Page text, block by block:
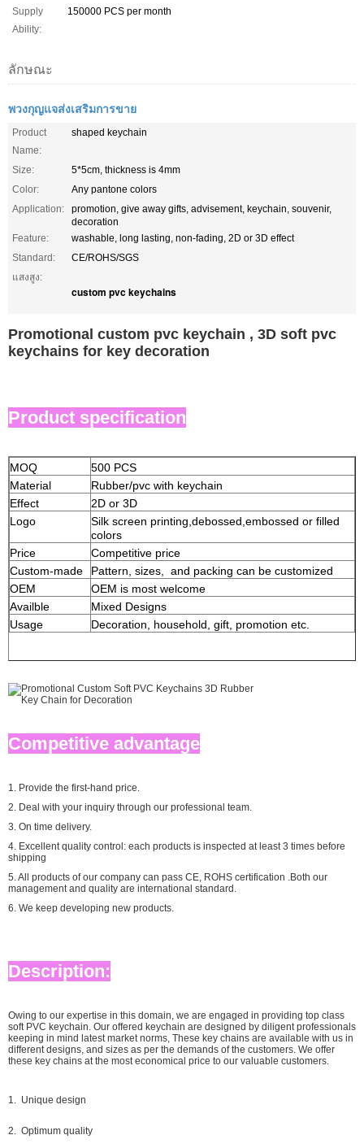
Supply
Ability:
150000 PCS per month
ลักษณะ
พวงกุญแจส่งเสริมการขาย
Product
Name:
shaped keychain
Size:
5*5cm, thickness is 4mm
Color:
Any pantone colors
Application:
promotion, give away gifts, advisement, keychain, souvenir,
decoration
Feature:
washable, long lasting, non-fading, 2D or 3D effect
Standard:
CE/ROHS/SGS
แสงสูง:
custom pvc keychains
Promotional custom pvc keychain , 3D soft pvc
keychains for key decoration
Product specification
MOQ
500 PCS
Material
Rubber/pvc with keychain
Effect
2D or 3D
Logo
Silk screen printing,debossed,embossed or filled
colors
Price
Competitive price
Custom-made
Pattern, sizes, and packing can be customized
OEM
OEM is most welcome
Availble
Mixed Designs
Usage
Decoration, household, gift, promotion etc.
Competitive advantage
1. Provide the first-hand price.
2. Deal with your inquiry through our professional team.
3. On time delivery.
4. Excellent quality control: each products is inspected at least 3 times before
shipping
5. All products of our company can pass CE, ROHS certification .Both our
management and quality are international standard.
6. We keep developing new products.
Description:
Owing to our expertise in this domain, we are engaged in providing top class
soft PVC keychain. Our offered keychain are designed by diligent professionals
keeping in mind latest market norms, These key chains are available with us in
different designs, and sizes as per the demands of the customers. We offer
these key chains at the most economical price to our valuable customers.
1. Unique design
2. Optimum quality